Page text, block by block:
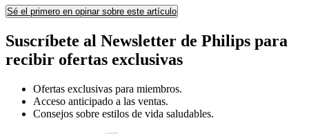
Sé el primero en opinar sobre este artículo
Suscríbete al Newsletter de Philips para
recibir ofertas exclusivas
Ofertas exclusivas para miembros.
Acceso anticipado a las ventas.
Consejos sobre estilos de vida saludables.